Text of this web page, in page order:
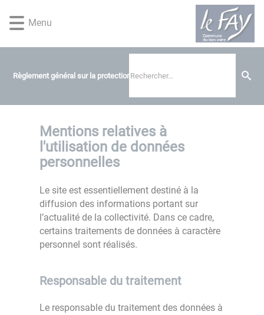
d'accès
rapide
au
d'accès
rapide
au
principal
d'accès
rapide
à
recherche
d'accès
rapide
au
Menu
Règlement général sur la protection des données
Mentions relatives à
l'utilisation de données
personnelles
Le site est essentiellement destiné à la
diffusion des informations portant sur
l’actualité de la collectivité. Dans ce cadre,
certains traitements de données à caractère
personnel sont réalisés.
Responsable du traitement
Le responsable du traitement des données à